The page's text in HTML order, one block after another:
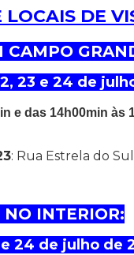
LOCAIS DE
CAMPO
23 e 24 de
e das 14h00min às
: Rua Estrela do
NO INTERIOR:
24 de julho de